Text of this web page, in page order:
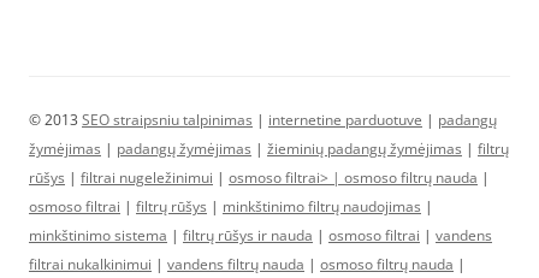
© 2013 SEO straipsniu talpinimas | internetine parduotuve | padangų
žymėjimas | padangų žymėjimas | žieminių padangų žymėjimas | filtrų
rūšys | filtrai nugeležinimui | osmoso filtrai> | osmoso filtrų nauda |
osmoso filtrai | filtrų rūšys | minkštinimo filtrų naudojimas |
minkštinimo sistema | filtrų rūšys ir nauda | osmoso filtrai | vandens
filtrai nukalkinimui | vandens filtrų nauda | osmoso filtrų nauda |